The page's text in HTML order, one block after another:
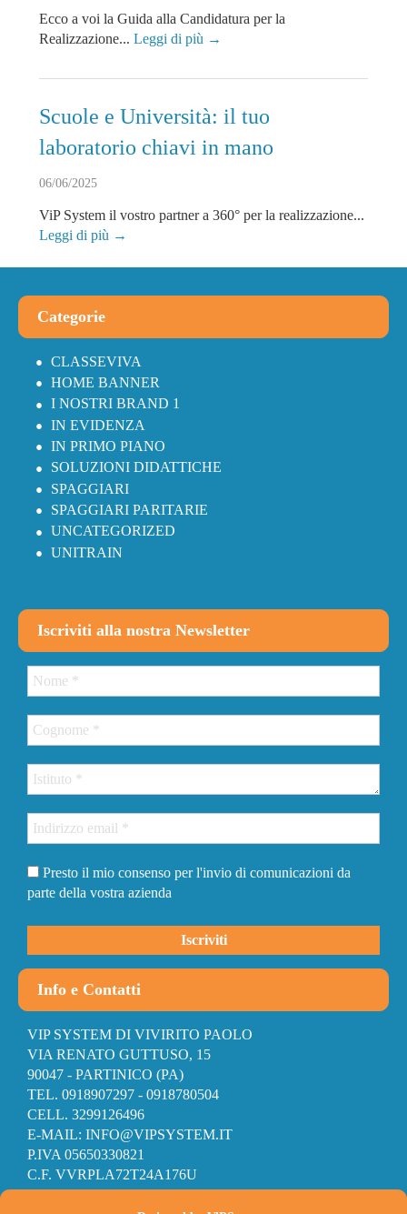
Ecco a voi la Guida alla Candidatura per la
Realizzazione... Leggi di più →
Scuole e Università: il tuo
laboratorio chiavi in mano
06/06/2025
ViP System il vostro partner a 360° per la realizzazione...
Leggi di più →
Categorie
CLASSEVIVA
HOME BANNER
I NOSTRI BRAND 1
IN EVIDENZA
IN PRIMO PIANO
SOLUZIONI DIDATTICHE
SPAGGIARI
SPAGGIARI PARITARIE
UNCATEGORIZED
UNITRAIN
Iscriviti alla nostra Newsletter
Presto il mio consenso per l'invio di comunicazioni da
parte della vostra azienda
Info e Contatti
VIP SYSTEM DI VIVIRITO PAOLO
VIA RENATO GUTTUSO, 15
90047 - PARTINICO (PA)
TEL. 0918907297 - 0918780504
CELL. 3299126496
E-MAIL: INFO@VIPSYSTEM.IT
P.IVA 05650330821
C.F. VVRPLA72T24A176U